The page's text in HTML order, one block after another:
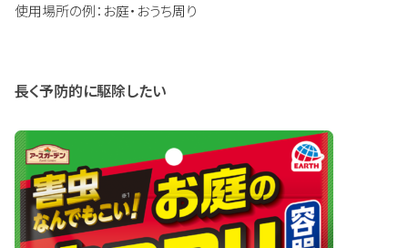
使用場所の例：お庭・おうち周り
長く予防的に駆除したい